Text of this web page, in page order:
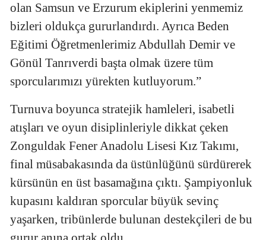
olan Samsun ve Erzurum ekiplerini yenmemiz
bizleri oldukça gururlandırdı. Ayrıca Beden
Eğitimi Öğretmenlerimiz Abdullah Demir ve
Gönül Tanrıverdi başta olmak üzere tüm
sporcularımızı yürekten kutluyorum.”
Turnuva boyunca stratejik hamleleri, isabetli
atışları ve oyun disiplinleriyle dikkat çeken
Zonguldak Fener Anadolu Lisesi Kız Takımı,
final müsabakasında da üstünlüğünü sürdürerek
kürsünün en üst basamağına çıktı. Şampiyonluk
kupasını kaldıran sporcular büyük sevinç
yaşarken, tribünlerde bulunan destekçileri de bu